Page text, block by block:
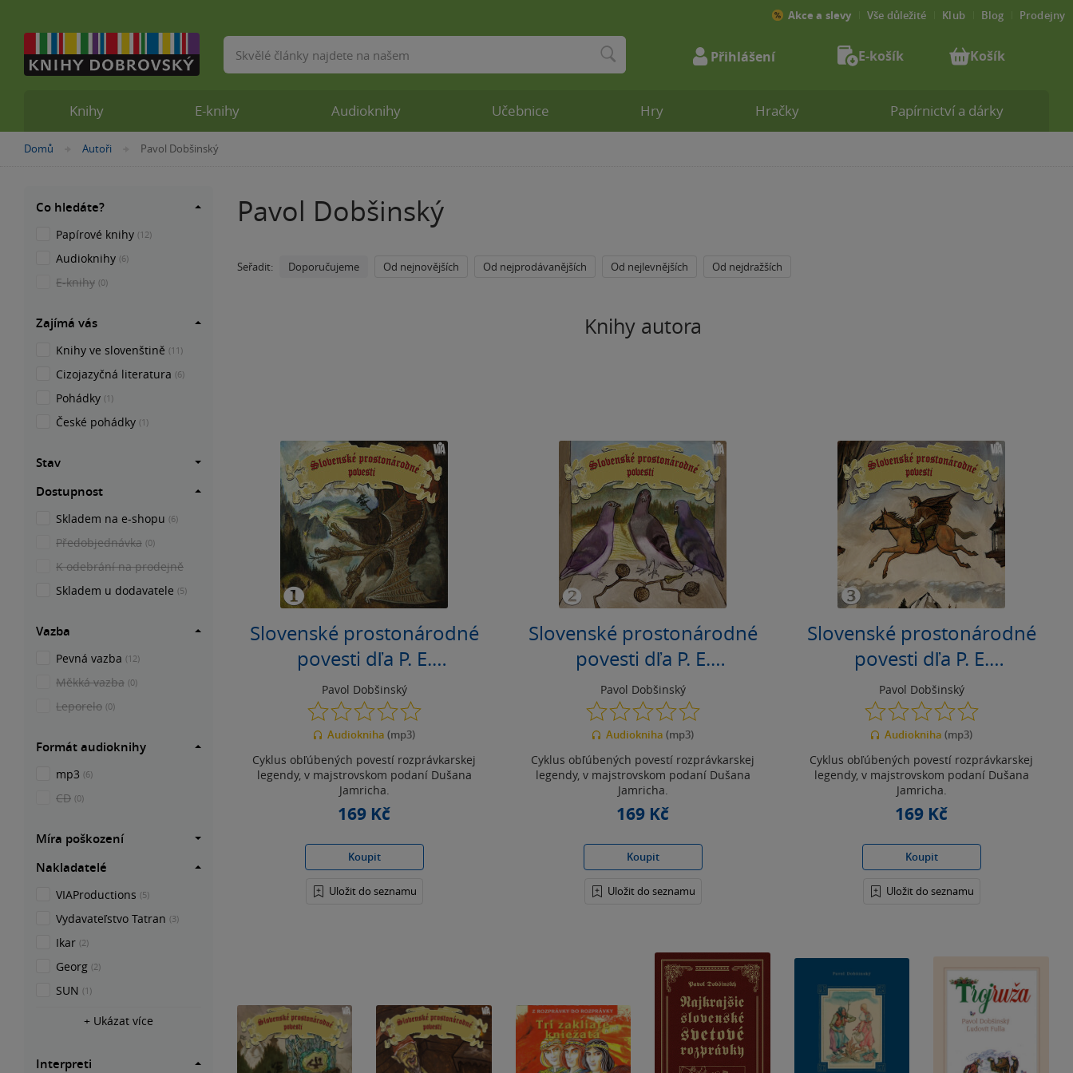
Nacházíte
Domů »Autoři »Pavol Dobšinský
Pavol Dobšinský
Seřadit: Doporučujeme Od nejnovějších Od nejprodávanějších Od nejlevnějších Od nejdražších
Knihy autora
Slovenské prostonárodné
povesti dľa P. E.
Dobšinského (prvá séria)
Pavol Dobšinský
0.0
z
5
Audiokniha (mp3)
Cyklus obľúbených povestí rozprávkarskej
legendy, v majstrovskom podaní Dušana
Jamricha.
169 Kč
Koupit
Uložit do seznamu
Slovenské prostonárodné
povesti dľa P. E.
Dobšinského (druhá séria)
Pavol Dobšinský
0.0
z
5
Audiokniha (mp3)
Cyklus obľúbených povestí rozprávkarskej
legendy, v majstrovskom podaní Dušana
Jamricha.
169 Kč
Koupit
Uložit do seznamu
Slovenské prostonárodné
povesti dľa P. E.
Dobšinského (tretia séria)
Pavol Dobšinský
0.0
z
5
Audiokniha (mp3)
Cyklus obľúbených povestí rozprávkarskej
legendy, v majstrovskom podaní Dušana
Jamricha.
169 Kč
Koupit
Uložit do seznamu
Co hledáte?
Papírové knihy (12)
Audioknihy (6)
E-knihy (0)
Zajímá vás
Knihy ve slovenštině (11)
Cizojazyčná literatura (6)
Pohádky (1)
České pohádky (1)
Stav
Dostupnost
Skladem na e-shopu (6)
Předobjednávka (0)
K odebrání na prodejně
Skladem u dodavatele (5)
Vazba
Pevná vazba (12)
Měkká vazba (0)
Leporelo (0)
Formát audioknihy
mp3 (6)
CD (0)
Míra poškození
Nakladatelé
VIAProductions (5)
Vydavateľstvo Tatran (3)
Ikar (2)
Georg (2)
SUN (1)
+ Ukázat více
Interpreti
Knihy E-knihy Audioknihy Učebnice Hry Hračky Papírnictví a dárky
Akce a slevy Vše důležité Klub Blog Prodejny
Vyhledávání Přihlášení E-košík Košík